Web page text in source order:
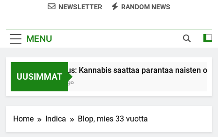
NEWSLETTER RANDOM NEWS
MENU
UUSIMMAT
Tutkimus: Kannabis saattaa parantaa naisten
7 Years Ago
Home Indica Blop, mies 33 vuotta